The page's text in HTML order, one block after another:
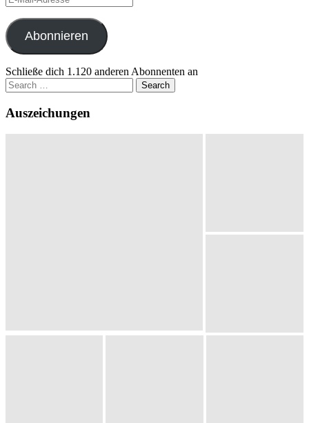
Mail-
Adresse
Abonnieren
Schließe dich 1.120 anderen Abonnenten an
Search
for:
Auszeichungen